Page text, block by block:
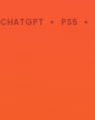
CHATGPT PS5